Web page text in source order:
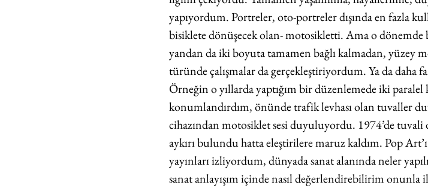
yapıyordum. Portreler, oto-portreler dışında en fazla
bisiklete dönüşecek olan- motosikletti. Ama o dönemde
yandan da iki boyuta tamamen bağlı kalmadan, yüzey
türünde çalışmalar da gerçekleştiriyordum. Ya da daha
Örneğin o yıllarda yaptığım bir düzenlemede iki
konumlandırdım, önünde trafik levhası olan tuvaller
cihazından motosiklet sesi duyuluyordu. 1974’de
aykırı bulundu hatta eleştirilere maruz kaldım. Pop
yayınları izliyordum, dünyada sanat alanında neler
sanat anlayışım içinde nasıl değerlendirebilirim